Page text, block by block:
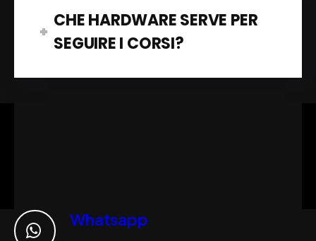
CHE HARDWARE SERVE PER
SEGUIRE I CORSI?
Whatsapp